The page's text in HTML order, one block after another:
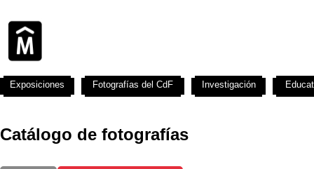
Catálogo de fotografías
Exposiciones Fotografías del CdF Investigación